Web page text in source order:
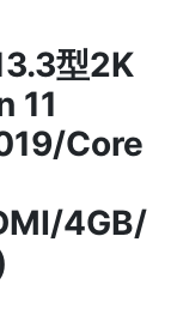
型2K
11
Core
4GB/